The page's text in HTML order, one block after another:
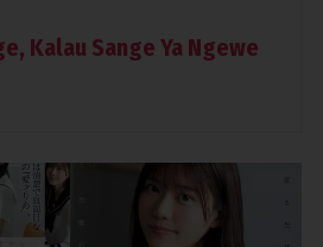
Kalau Sange Ya Ngewe